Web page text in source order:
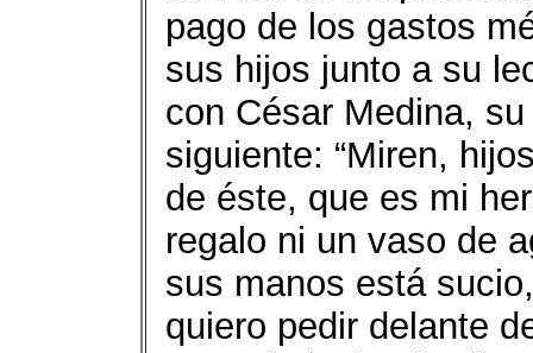
pago de los gastos
sus hijos junto a su
con César Medina,
siguiente: “Miren,
de éste, que es mi
regalo ni un vaso de
sus manos está
quiero pedir delante